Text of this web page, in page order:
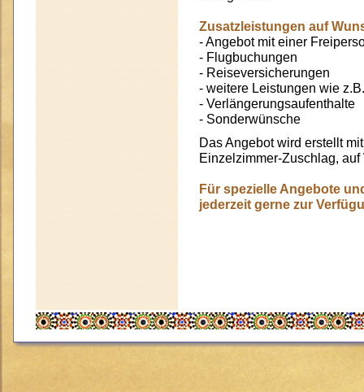
Zusatzleistungen auf
- Angebot mit einer
- Flugbuchungen
- Reiseversicherungen
- weitere Leistungen wie
- Verlängerungsaufenthalte
- Sonderwünsche
Das Angebot wird erstellt
Einzelzimmer-Zuschlag,
Für spezielle Angebote
jederzeit gerne zur